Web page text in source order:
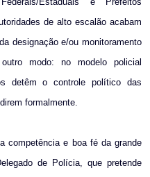
de alto escalão acabam
designação e/ou monitoramento
modo: no modelo policial
detêm o controle político das
formalmente.
competência e boa fé da grande
de Polícia, que pretende